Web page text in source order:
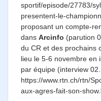
sportif/episode/27783/
presentent-le-
proposant un compte-
dans Arcinfo (parution
du CR et des prochains
lieu le 5-6 novembre en
par équipe (interview
https://www.rtn.ch/rtn/
aux-agres-fait-son-